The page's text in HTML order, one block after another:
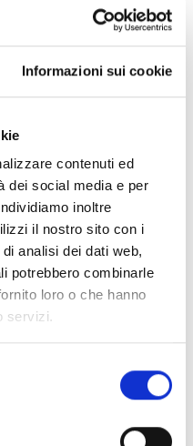
Informazioni sui cookie
contenuti ed
dei social media e per
inoltre
il nostro sito con i
analisi dei dati web,
potrebbero combinarle
loro o che hanno
servizi.
-15%
40 44
REV'IT
€ 159,99